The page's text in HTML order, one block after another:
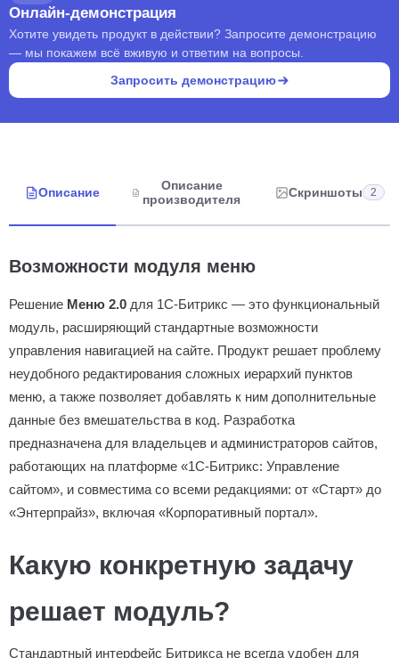
Онлайн-демонстрация
Хотите увидеть продукт в действии? Запросите демонстрацию
— мы покажем всё вживую и ответим на вопросы.
Запросить демонстрацию
Описание
Описание
производителя
Скриншоты 2
Возможности модуля меню
Решение Меню 2.0 для 1С-Битрикс — это функциональный
модуль, расширяющий стандартные возможности
управления навигацией на сайте. Продукт решает проблему
неудобного редактирования сложных иерархий пунктов
меню, а также позволяет добавлять к ним дополнительные
данные без вмешательства в код. Разработка
предназначена для владельцев и администраторов сайтов,
работающих на платформе «1С-Битрикс: Управление
сайтом», и совместима со всеми редакциями: от «Старт» до
«Энтерпрайз», включая «Корпоративный портал».
Какую конкретную задачу
решает модуль?
Стандартный интерфейс Битрикса не всегда удобен для